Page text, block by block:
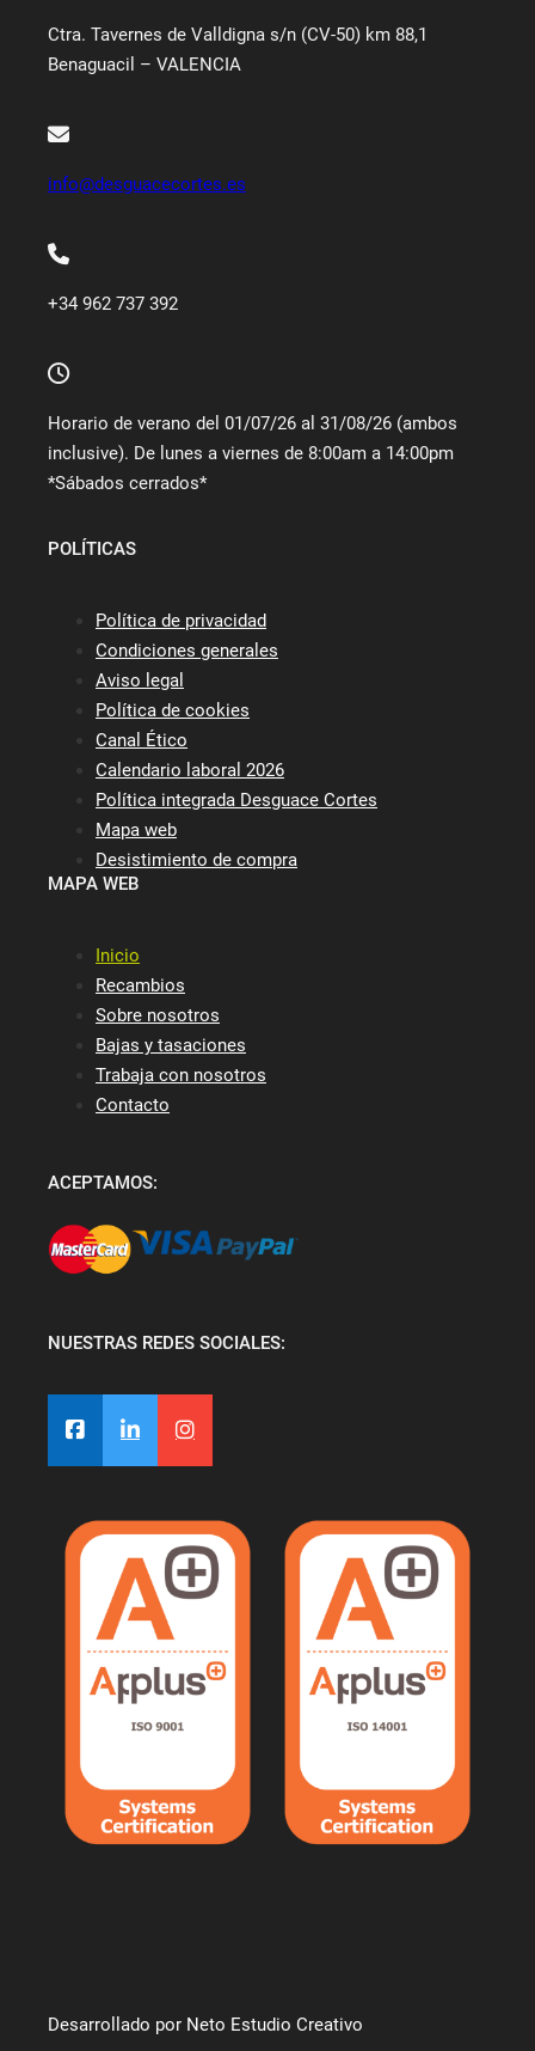
Ctra. Tavernes de Valldigna s/n (CV-50) km 88,1
Benaguacil – VALENCIA
info@desguacecortes.es
+34 962 737 392
Horario de verano del 01/07/26 al 31/08/26 (ambos
inclusive). De lunes a viernes de 8:00am a 14:00pm
*Sábados cerrados*
POLÍTICAS
Política de privacidad
Condiciones generales
Aviso legal
Política de cookies
Canal Ético
Calendario laboral 2026
Política integrada Desguace Cortes
Mapa web
Desistimiento de compra
MAPA WEB
Inicio
Recambios
Sobre nosotros
Bajas y tasaciones
Trabaja con nosotros
Contacto
ACEPTAMOS:
NUESTRAS REDES SOCIALES:
Desarrollado por Neto Estudio Creativo